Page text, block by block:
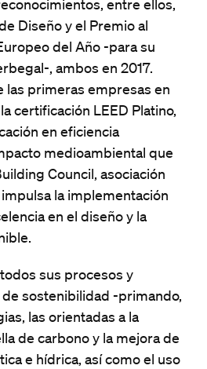
entre ellos,
Diseño y el Premio al
del Año -para su
, ambos en 2017.
las primeras empresas en
certificación LEED Platino,
en eficiencia
medioambiental que
Council, asociación
la implementación
en el diseño y la
sus procesos y
sostenibilidad -primando,
las orientadas a la
de carbono y la mejora de
e hídrica, así como el uso